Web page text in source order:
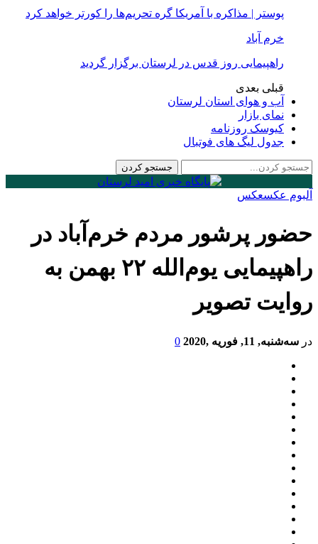
پوستر | مذاکره با آمریکا گره تحریم‌ها را کورتر خواهد کرد
خرم آباد
راهپیمایی روز قدس در لرستان برگزار گردید
قبلی بعدی
آب و هوای استان لرستان
نمای بازار
کیوسک روزنامه
جدول لیگ های فوتبال
آلبوم عکسعكس
حضور پرشور مردم خرم‌آباد در
راهپیمایی یوم‌الله ۲۲ بهمن به
روایت تصویر
در سه‌شنبه, 11, فوریه ,2020 0